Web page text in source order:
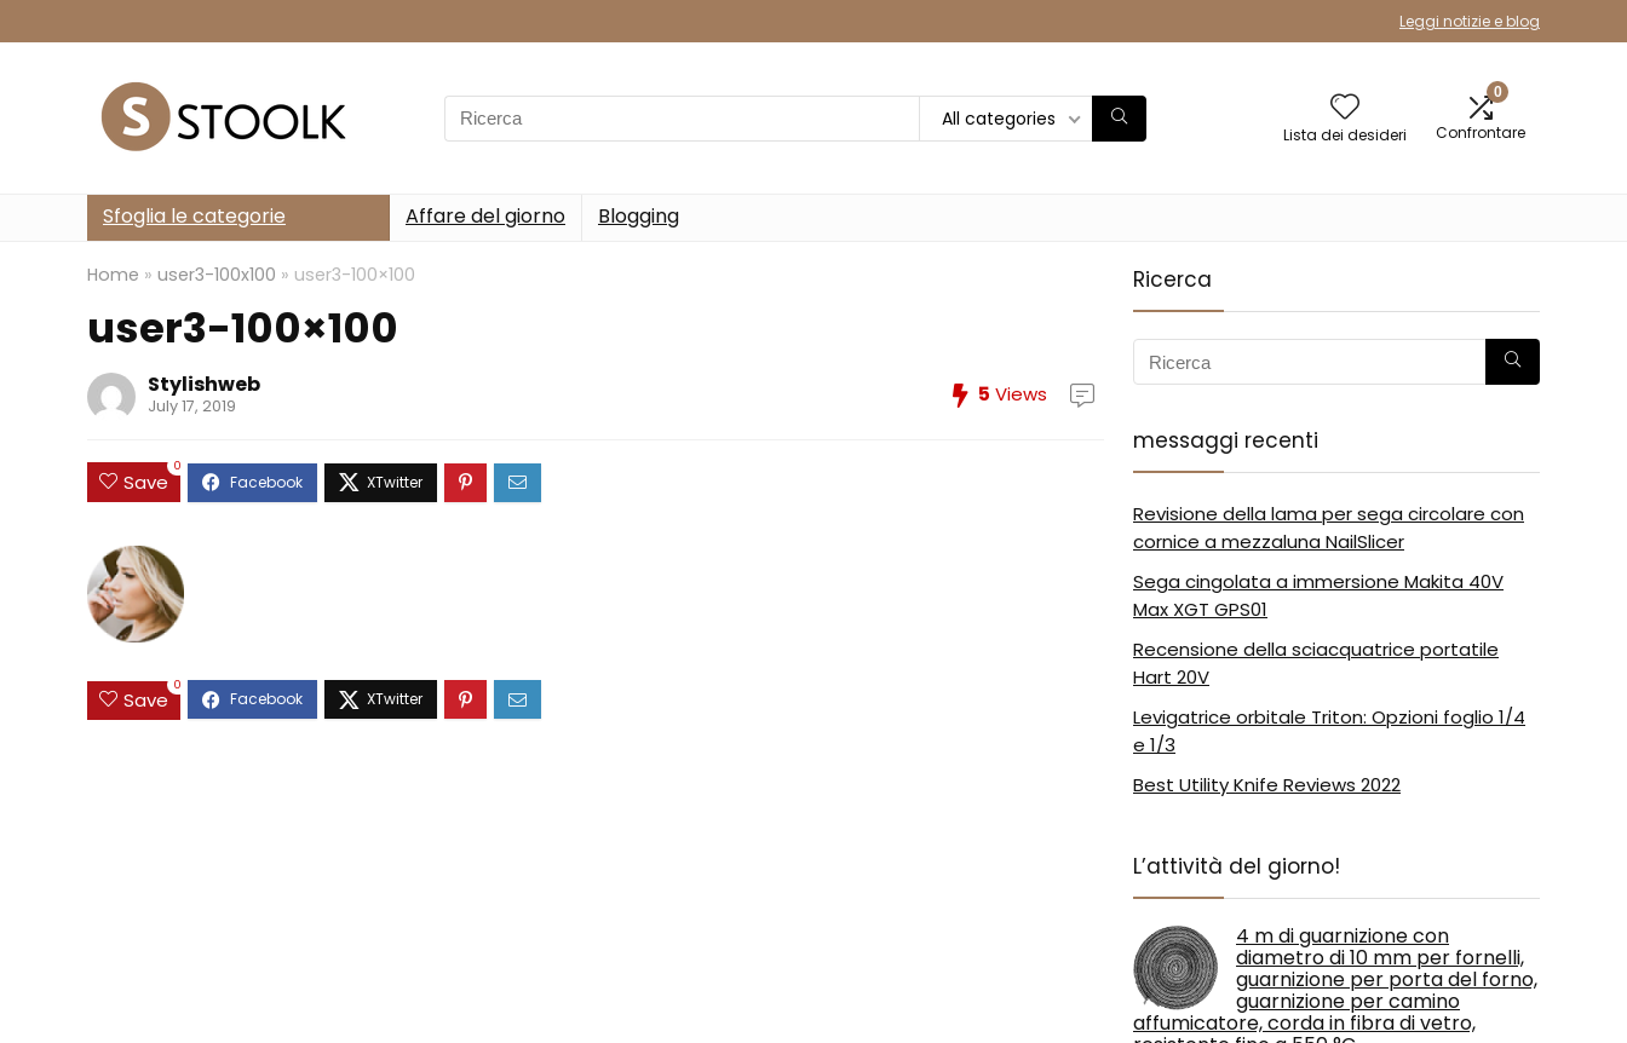
Leggi notizie e blog
Search
for:
All categories
Lista dei desideri
0
Confrontare
Sfoglia le categorie Affare del giorno Blogging
Home » user3-100x100 » user3-100×100
user3-100×100
Stylishweb
July 17, 2019 5 Views
Save
0
Save
0
Ricerca
messaggi recenti
Revisione della lama per sega circolare con
cornice a mezzaluna NailSlicer
Sega cingolata a immersione Makita 40V
Max XGT GPS01
Recensione della sciacquatrice portatile
Hart 20V
Levigatrice orbitale Triton: Opzioni foglio 1/4
e 1/3
Best Utility Knife Reviews 2022
L’attività del giorno!
4 m di guarnizione con
diametro di 10 mm per fornelli,
guarnizione per porta del forno,
guarnizione per camino
affumicatore, corda in fibra di vetro,